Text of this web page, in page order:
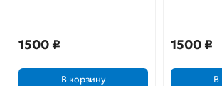
1500 ₽
В корзину
1500 ₽
В